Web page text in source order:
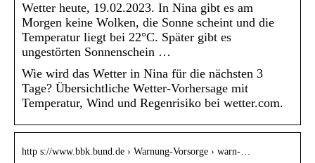
Wetter heute, 19.02.2023. In Nina gibt es am
Morgen keine Wolken, die Sonne scheint und die
Temperatur liegt bei 22°C. Später gibt es
ungestörten Sonnenschein …
Wie wird das Wetter in Nina für die nächsten 3
Tage? Übersichtliche Wetter-Vorhersage mit
Temperatur, Wind und Regenrisiko bei wetter.com.
http s://www.bbk.bund.de › Warnung-Vorsorge › warn-…